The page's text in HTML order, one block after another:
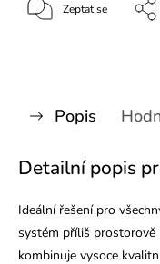
Zeptat se
Popis
Detailní popis
Ideální řešení pro
systém příliš prostorově
kombinuje vysoce